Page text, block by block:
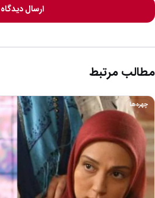
ارسال دیدگاه
مطالب مرتبط
چهره‌ها